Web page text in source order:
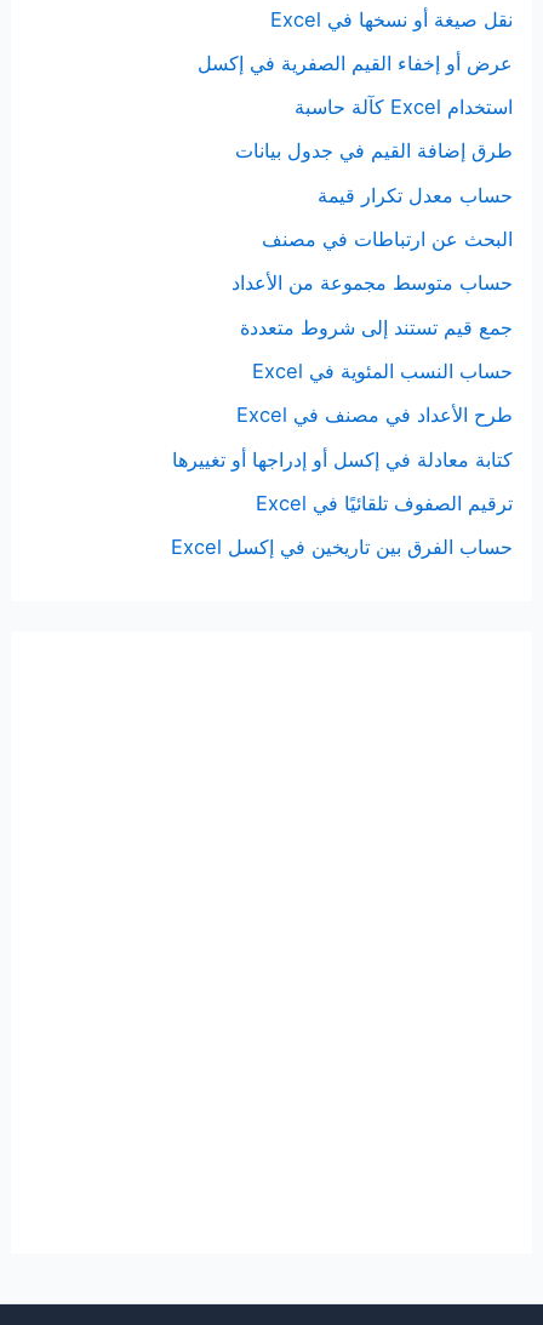
نقل صيغة أو نسخها في Excel
عرض أو إخفاء القيم الصفرية في إكسل
استخدام Excel كآلة حاسبة
طرق إضافة القيم في جدول بيانات
حساب معدل تكرار قيمة
البحث عن ارتباطات في مصنف
حساب متوسط مجموعة من الأعداد
جمع قيم تستند إلى شروط متعددة
حساب النسب المئوية في Excel
طرح الأعداد في مصنف في Excel
كتابة معادلة في إكسل أو إدراجها أو تغييرها
ترقيم الصفوف تلقائيًا في Excel
حساب الفرق بين تاريخين في إكسل Excel